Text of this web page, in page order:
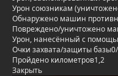
Урон союзникам
Обнаружено машин
Повреждено/уничтожено
Урон, нанесённый с
Очки захвата/защиты базы
Пройдено километров1,2
Закрыть